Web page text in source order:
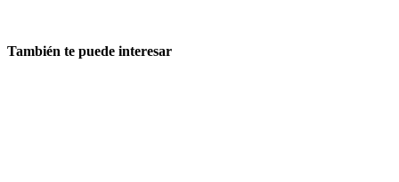
También te puede interesar